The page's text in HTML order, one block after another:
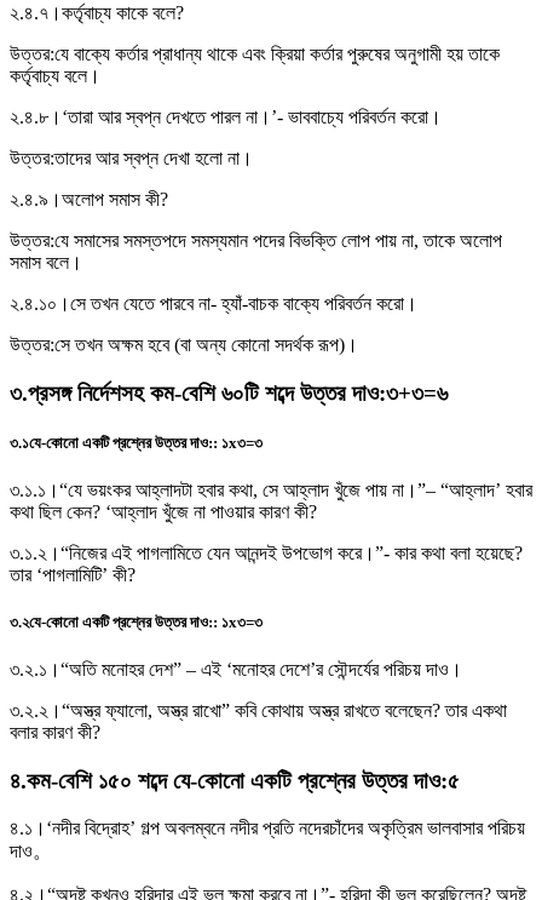
২.৪.৭। কর্তৃবাচ্য কাকে বলে?
উত্তর:যে বাক্যে কর্তার প্রাধান্য থাকে এবং ক্রিয়া কর্তার পুরুষের অনুগামী হয় তাকে
কর্তৃবাচ্য বলে।
২.৪.৮। ‘তারা আর স্বপ্ন দেখতে পারল না।’- ভাববাচ্যে পরিবর্তন করাে।
উত্তর:তাদের আর স্বপ্ন দেখা হলো না।
২.৪.৯। অলােপ সমাস কী?
উত্তর:যে সমাসের সমস্তপদে সমস্যমান পদের বিভক্তি লোপ পায় না, তাকে অলোপ
সমাস বলে।
২.৪.১০। সে তখন যেতে পারবে না- হ্যাঁ-বাচক বাক্যে পরিবর্তন করাে।
উত্তর:সে তখন অক্ষম হবে (বা অন্য কোনো সদর্থক রূপ)।
৩.প্রসঙ্গ নির্দেশসহ কম-বেশি ৬০টি শব্দে উত্তর দাও:৩+৩=৬
৩.১যে-কোনাে একটি প্রশ্নের উত্তর দাও:: ১x৩=৩
৩.১.১। “যে ভয়ংকর আহ্লাদটা হবার কথা, সে আহ্লাদ খুঁজে পায় না।”– “আহ্লাদ’ হবার
কথা ছিল কেন? ‘আহ্লাদ খুঁজে না পাওয়ার কারণ কী?
৩.১.২। “নিজের এই পাগলামিতে যেন আনন্দই উপভােগ করে।”- কার কথা বলা হয়েছে?
তার ‘পাগলামিটি’ কী?
৩.২যে-কোনাে একটি প্রশ্নের উত্তর দাও:: ১x৩=৩
৩.২.১। “অতি মনােহর দেশ” – এই ‘মনােহর দেশে’র সৌন্দর্যের পরিচয় দাও।
৩.২.২। “অস্ত্র ফ্যালাে, অস্ত্র রাখাে” কবি কোথায় অস্ত্র রাখতে বলেছেন? তার একথা
বলার কারণ কী?
৪.কম-বেশি ১৫০ শব্দে যে-কোনাে একটি প্রশ্নের উত্তর দাও:৫
৪.১। ‘নদীর বিদ্রোহ’ গল্প অবলম্বনে নদীর প্রতি নদেরচাঁদের অকৃত্রিম ভালবাসার পরিচয়
দাও。
৪.২। “অদৃষ্ট কখনও হরিদার এই ভুল ক্ষমা করবে না।”- হরিদা কী ভুল করেছিলেন? অদৃষ্ট